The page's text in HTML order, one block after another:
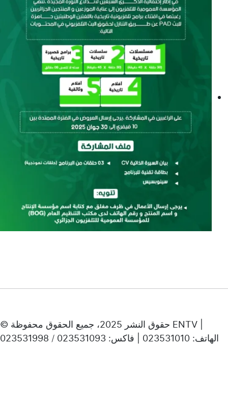
© حقوق النشر 2025، جميع الحقوق محفوظة ENTV |
الهاتف: 023531010 | فاكس: 023531093 / 023531998